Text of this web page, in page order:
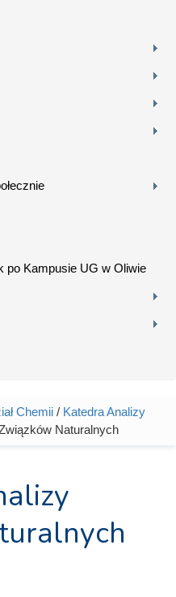
po Kampusie UG w Oliwie
Chemii / Katedra Analizy
Naturalnych